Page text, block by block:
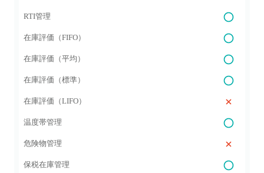
RTI管理
在庫評価（FIFO）
在庫評価（平均）
在庫評価（標準）
在庫評価（LIFO）
温度帯管理
危険物管理
保税在庫管理